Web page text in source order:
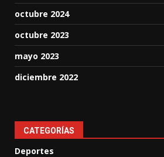
octubre 2024
octubre 2023
mayo 2023
diciembre 2022
CATEGORÍAS
Deportes